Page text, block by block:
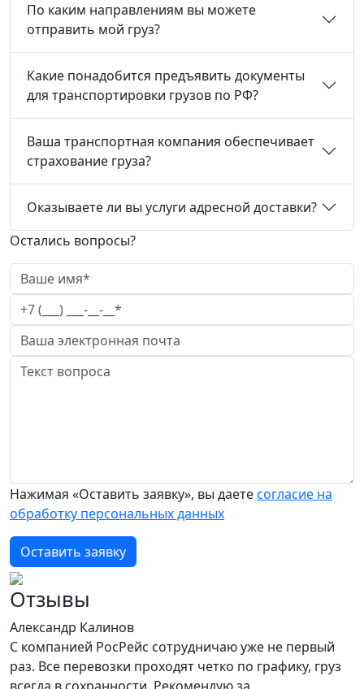
По каким направлениям вы можете
отправить мой груз?
Какие понадобится предъявить документы
для транспортировки грузов по РФ?
Ваша транспортная компания обеспечивает
страхование груза?
Оказываете ли вы услуги адресной доставки?
Остались вопросы?
Нажимая «Оставить заявку», вы даетесогласие на
обработку персональных данных
Оставить заявку
Отзывы
Александр Калинов
С компанией РосРейс сотрудничаю уже не первый
раз. Все перевозки проходят четко по графику, груз